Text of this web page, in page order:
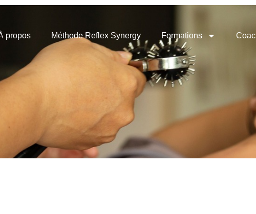
propos Méthode Reflex Synergy Formations